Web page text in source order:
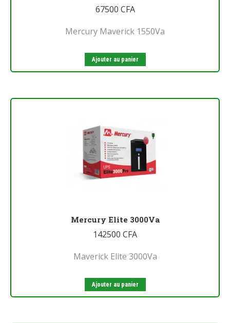
67500 CFA
Mercury Maverick 1550Va
Ajouter au panier
Mercury Elite 3000Va
142500 CFA
Maverick Elite 3000Va
Ajouter au panier